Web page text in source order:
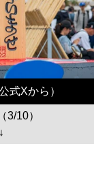
式Xから）
3/10）